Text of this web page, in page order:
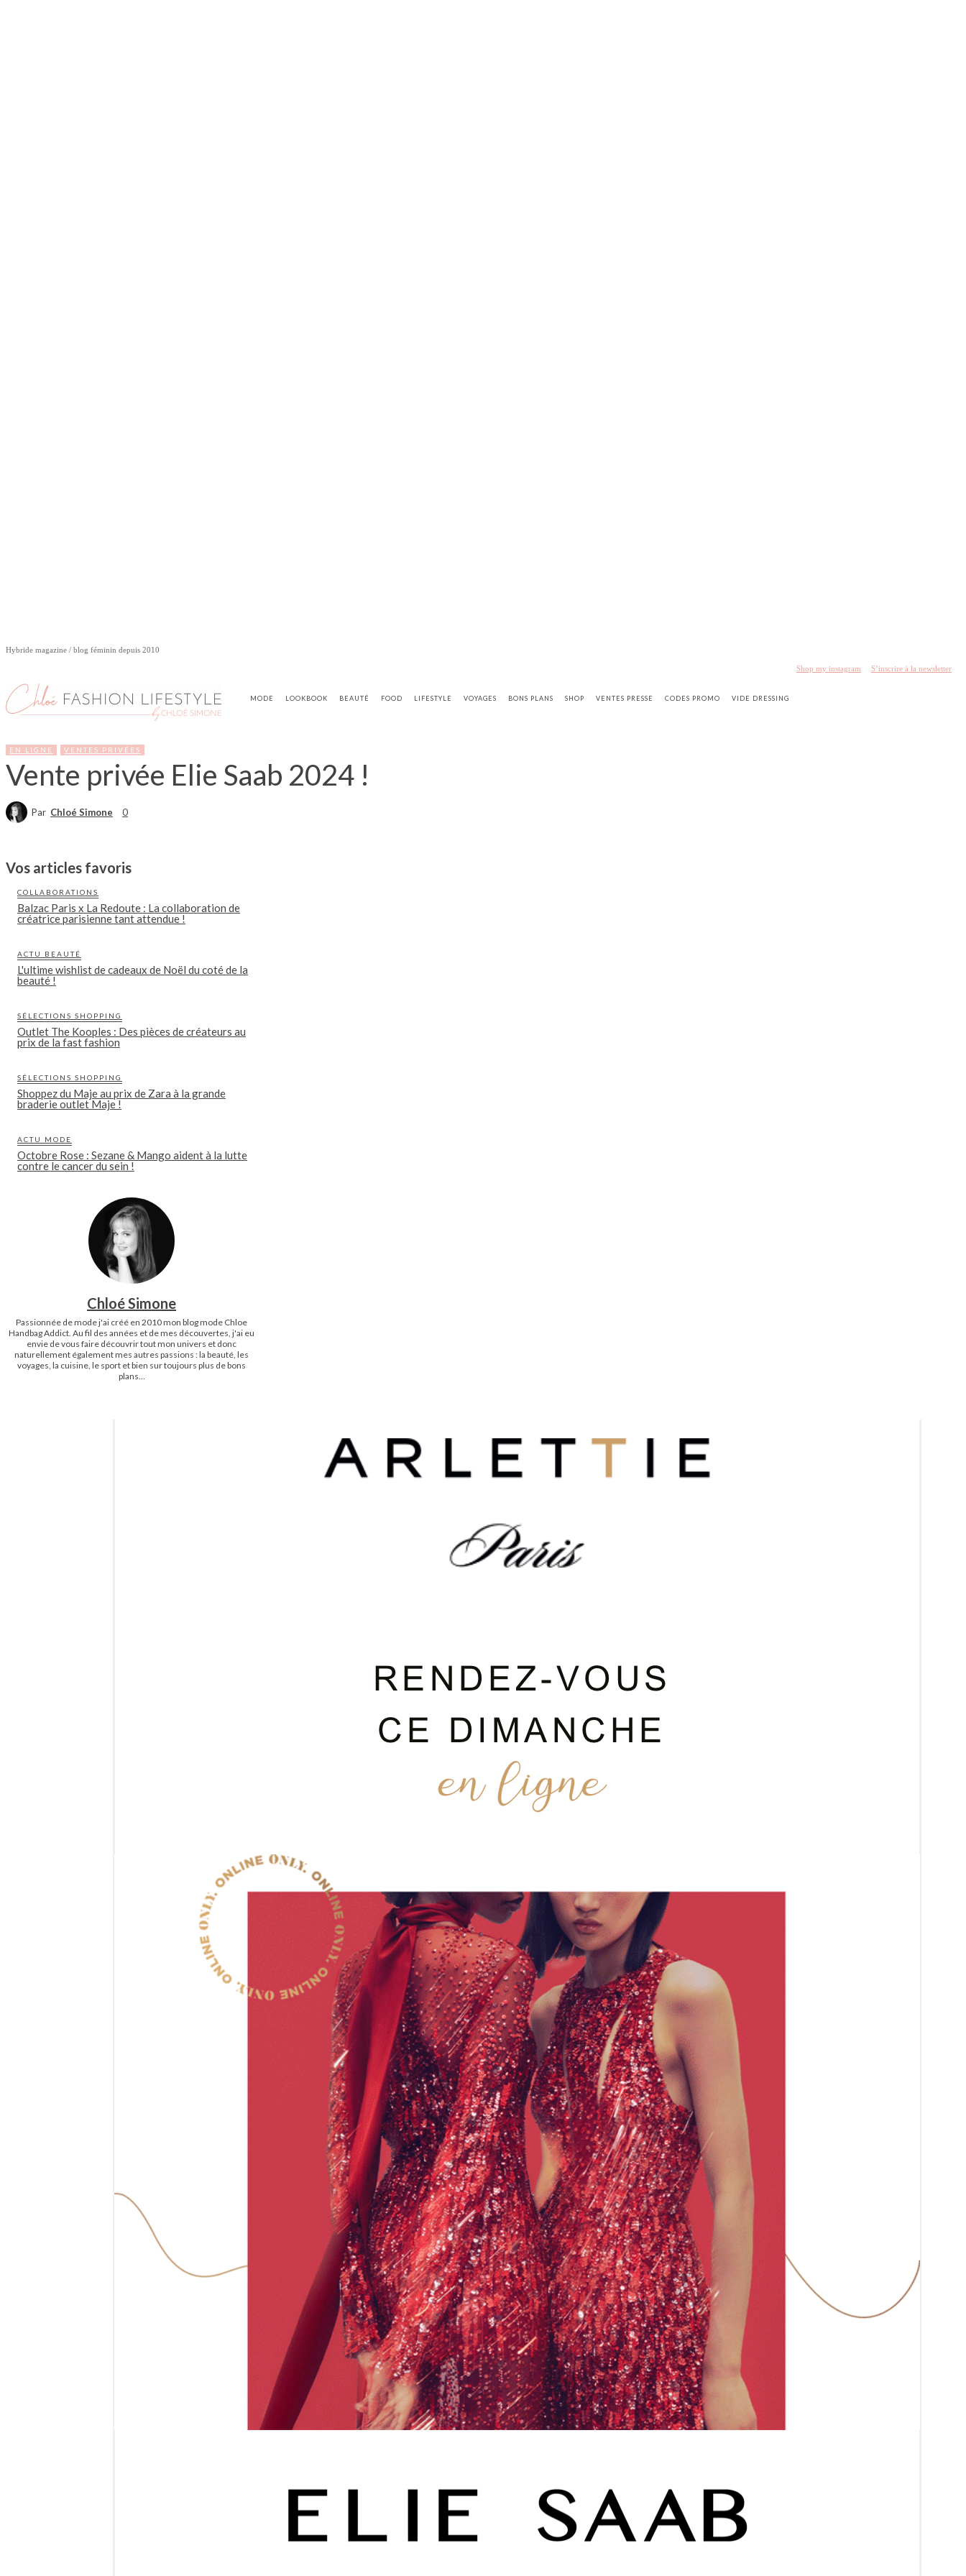
Hybride magazine / blog féminin depuis 2010
Shop my instagram S’inscrire à la newsletter
MODE LOOKBOOK BEAUTÉ FOOD LIFESTYLE VOYAGES BONS PLANS SHOP VENTES PRESSE CODES PROMO VIDE DRESSING
EN LIGNE VENTES PRIVÉES
Vente privée Elie Saab 2024 !
Par Chloé Simone 0
Vos articles favoris
COLLABORATIONS
Balzac Paris x La Redoute : La collaboration de
créatrice parisienne tant attendue !
ACTU BEAUTÉ
L'ultime wishlist de cadeaux de Noël du coté de la
beauté !
SÉLECTIONS SHOPPING
Outlet The Kooples : Des pièces de créateurs au
prix de la fast fashion
SÉLECTIONS SHOPPING
Shoppez du Maje au prix de Zara à la grande
braderie outlet Maje !
ACTU MODE
Octobre Rose : Sezane & Mango aident à la lutte
contre le cancer du sein !
Chloé Simone
Passionnée de mode j'ai créé en 2010 mon blog mode Chloe
Handbag Addict. Au fil des années et de mes découvertes, j'ai eu
envie de vous faire découvrir tout mon univers et donc
naturellement également mes autres passions : la beauté, les
voyages, la cuisine, le sport et bien sur toujours plus de bons
plans...